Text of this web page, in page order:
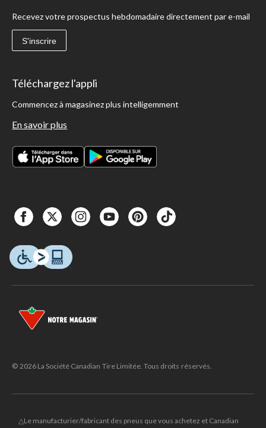
Recevez votre prospectus hebdomadaire directement par e-mail
S'inscrire
Téléchargez l'appli
Commencez à magasinez plus intelligemment
En savoir plus
© 2026 La Société Canadian Tire Limitée. Tous droits réservés.
△Le manufacturier/fabricant des pneus que vous achetez et Canadian